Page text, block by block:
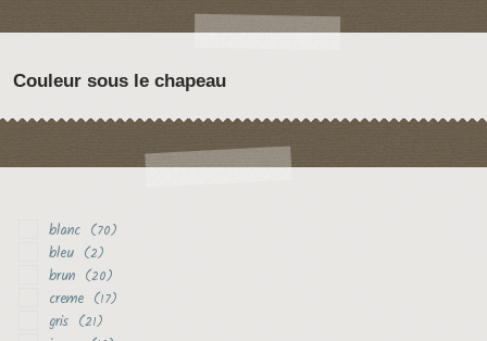
Couleur sous le chapeau
blanc (70)
bleu (2)
brun (20)
creme (17)
gris (21)